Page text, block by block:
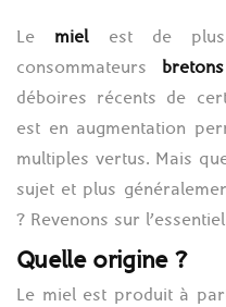
Le mielest de plus
consommateurs bretons
déboires récents de
est en augmentation
multiples vertus. Mais
sujet et plus
? Revenons sur
Quelle origine ?
Le miel est produit à